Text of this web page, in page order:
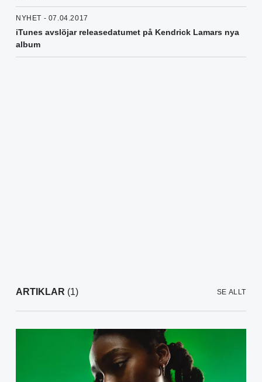
NYHET - 07.04.2017
iTunes avslöjar releasedatumet på Kendrick Lamars nya
album
ARTIKLAR (1) SE ALLT